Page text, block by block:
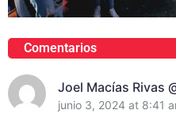
Comentarios
Joel Macías Rivas @ Conversando Con Juanita
Randich,
junio 3, 2024 at 8:41